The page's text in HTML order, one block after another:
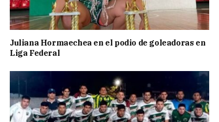
Juliana Hormaechea en el podio de goleadoras en
Liga Federal